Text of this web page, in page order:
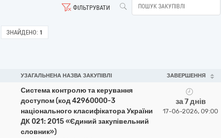
ФІЛЬТРУВАТИ
ЗНАЙДЕНО: 1
УЗАГАЛЬНЕНА НАЗВА ЗАКУПІВЛІ ЗАВЕРШЕННЯ
Система контролю та керування
доступом (код 42960000-3
національного класифікатора України
ДК 021: 2015 «Єдиний закупівельний
словник»)
за 7 днів
17-06-2026, 09:00